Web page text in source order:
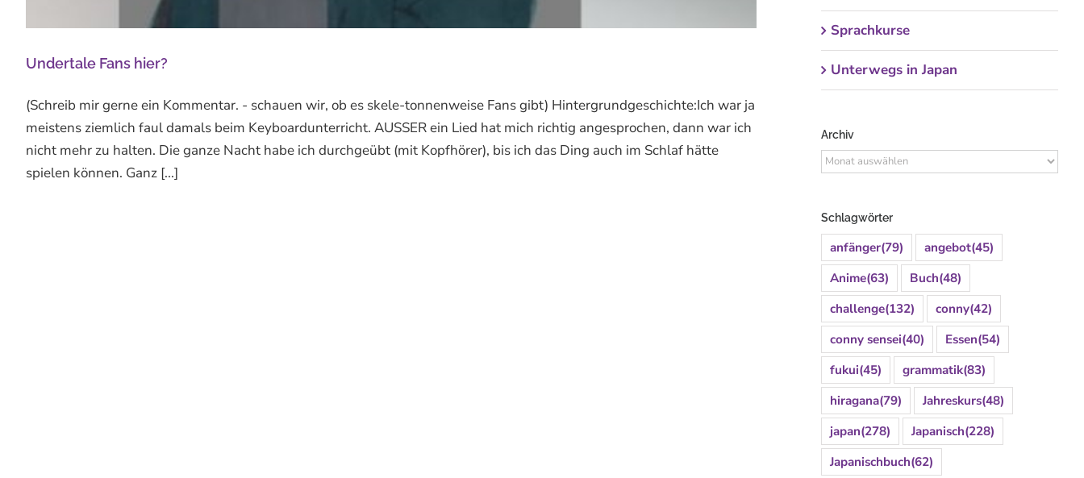
Undertale Fans hier?
(Schreib mir gerne ein Kommentar. - schauen wir, ob es skele-tonnenweise Fans gibt) Hintergrundgeschichte:Ich war ja
meistens ziemlich faul damals beim Keyboardunterricht. AUSSER ein Lied hat mich richtig angesprochen, dann war ich
nicht mehr zu halten. Die ganze Nacht habe ich durchgeübt (mit Kopfhörer), bis ich das Ding auch im Schlaf hätte
spielen können. Ganz [...]
Sprachkurse
Unterwegs in Japan
Archiv
Archiv
Schlagwörter
anfänger(79) angebot(45)
Anime(63) Buch(48)
challenge(132) conny(42)
conny sensei(40) Essen(54)
fukui(45) grammatik(83)
hiragana(79) Jahreskurs(48)
japan(278) Japanisch(228)
Japanischbuch(62)